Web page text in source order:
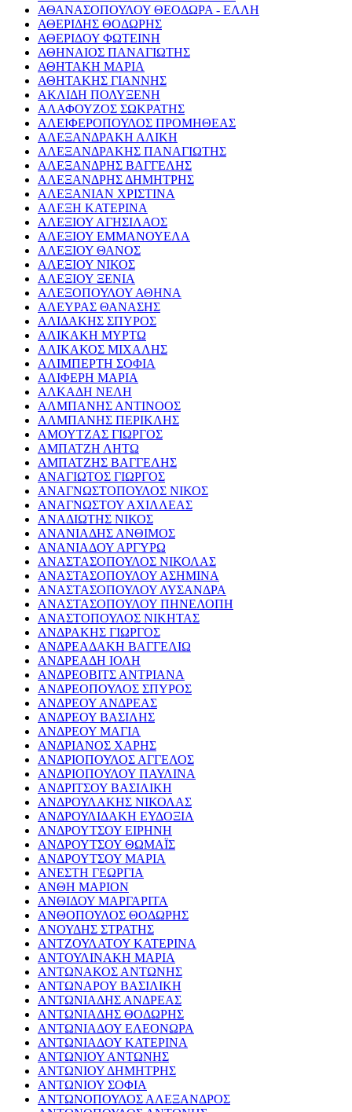
ΑΘΑΝΑΣΟΠΟΥΛΟΥ ΘΕΟΔΩΡΑ - ΕΛΛΗ
ΑΘΕΡΙΔΗΣ ΘΟΔΩΡΗΣ
ΑΘΕΡΙΔΟΥ ΦΩΤΕΙΝΗ
ΑΘΗΝΑΙΟΣ ΠΑΝΑΓΙΩΤΗΣ
ΑΘΗΤΑΚΗ ΜΑΡΙΑ
ΑΘΗΤΑΚΗΣ ΓΙΑΝΝΗΣ
ΑΚΛΙΔΗ ΠΟΛΥΞΕΝΗ
ΑΛΑΦΟΥΖΟΣ ΣΩΚΡΑΤΗΣ
ΑΛΕΙΦΕΡΟΠΟΥΛΟΣ ΠΡΟΜΗΘΕΑΣ
ΑΛΕΞΑΝΔΡΑΚΗ ΑΛΙΚΗ
ΑΛΕΞΑΝΔΡΑΚΗΣ ΠΑΝΑΓΙΩΤΗΣ
ΑΛΕΞΑΝΔΡΗΣ ΒΑΓΓΕΛΗΣ
ΑΛΕΞΑΝΔΡΗΣ ΔΗΜΗΤΡΗΣ
ΑΛΕΞΑΝΙΑΝ ΧΡΙΣΤΙΝΑ
ΑΛΕΞΗ ΚΑΤΕΡΙΝΑ
ΑΛΕΞΙΟΥ ΑΓΗΣΙΛΑΟΣ
ΑΛΕΞΙΟΥ ΕΜΜΑΝΟΥΕΛΑ
ΑΛΕΞΙΟΥ ΘΑΝΟΣ
ΑΛΕΞΙΟΥ ΝΙΚΟΣ
ΑΛΕΞΙΟΥ ΞΕΝΙΑ
ΑΛΕΞΟΠΟΥΛΟΥ ΑΘΗΝΑ
ΑΛΕΥΡΑΣ ΘΑΝΑΣΗΣ
ΑΛΙΔΑΚΗΣ ΣΠΥΡΟΣ
ΑΛΙΚΑΚΗ ΜΥΡΤΩ
ΑΛΙΚΑΚΟΣ ΜΙΧΑΛΗΣ
ΑΛΙΜΠΕΡΤΗ ΣΟΦΙΑ
ΑΛΙΦΕΡΗ ΜΑΡΙΑ
ΑΛΚΑΔΗ ΝΕΛΗ
ΑΛΜΠΑΝΗΣ ΑΝΤΙΝΟΟΣ
ΑΛΜΠΑΝΗΣ ΠΕΡΙΚΛΗΣ
ΑΜΟΥΤΖΑΣ ΓΙΩΡΓΟΣ
ΑΜΠΑΤΖΗ ΛΗΤΩ
ΑΜΠΑΤΖΗΣ ΒΑΓΓΕΛΗΣ
ΑΝΑΓΙΩΤΟΣ ΓΙΩΡΓΟΣ
ΑΝΑΓΝΩΣΤΟΠΟΥΛΟΣ ΝΙΚΟΣ
ΑΝΑΓΝΩΣΤΟΥ ΑΧΙΛΛΕΑΣ
ΑΝΑΔΙΩΤΗΣ ΝΙΚΟΣ
ΑΝΑΝΙΑΔΗΣ ΑΝΘΙΜΟΣ
ΑΝΑΝΙΑΔΟΥ ΑΡΓΥΡΩ
ΑΝΑΣΤΑΣΟΠΟΥΛΟΣ ΝΙΚΟΛΑΣ
ΑΝΑΣΤΑΣΟΠΟΥΛΟΥ ΑΣΗΜΙΝΑ
ΑΝΑΣΤΑΣΟΠΟΥΛΟΥ ΛΥΣΑΝΔΡΑ
ΑΝΑΣΤΑΣΟΠΟΥΛΟΥ ΠΗΝΕΛΟΠΗ
ΑΝΑΣΤΟΠΟΥΛΟΣ ΝΙΚΗΤΑΣ
ΑΝΔΡΑΚΗΣ ΓΙΩΡΓΟΣ
ΑΝΔΡΕΑΔΑΚΗ ΒΑΓΓΕΛΙΩ
ΑΝΔΡΕΑΔΗ ΙΟΛΗ
ΑΝΔΡΕΟΒΙΤΣ ΑΝΤΡΙΑΝΑ
ΑΝΔΡΕΟΠΟΥΛΟΣ ΣΠΥΡΟΣ
ΑΝΔΡΕΟΥ ΑΝΔΡΕΑΣ
ΑΝΔΡΕΟΥ ΒΑΣΙΛΗΣ
ΑΝΔΡΕΟΥ ΜΑΓΙΑ
ΑΝΔΡΙΑΝΟΣ ΧΑΡΗΣ
ΑΝΔΡΙΟΠΟΥΛΟΣ ΑΓΓΕΛΟΣ
ΑΝΔΡΙΟΠΟΥΛΟΥ ΠΑΥΛΙΝΑ
ΑΝΔΡΙΤΣΟΥ ΒΑΣΙΛΙΚΗ
ΑΝΔΡΟΥΛΑΚΗΣ ΝΙΚΟΛΑΣ
ΑΝΔΡΟΥΛΙΔΑΚΗ ΕΥΔΟΞΙΑ
ΑΝΔΡΟΥΤΣΟΥ ΕΙΡΗΝΗ
ΑΝΔΡΟΥΤΣΟΥ ΘΩΜΑΪΣ
ΑΝΔΡΟΥΤΣΟΥ ΜΑΡΙΑ
ΑΝΕΣΤΗ ΓΕΩΡΓΙΑ
ΑΝΘΗ ΜΑΡΙΟΝ
ΑΝΘΙΔΟΥ ΜΑΡΓΑΡΙΤΑ
ΑΝΘΟΠΟΥΛΟΣ ΘΟΔΩΡΗΣ
ΑΝΟΥΔΗΣ ΣΤΡΑΤΗΣ
ΑΝΤΖΟΥΛΑΤΟΥ ΚΑΤΕΡΙΝΑ
ΑΝΤΟΥΛΙΝΑΚΗ ΜΑΡΙΑ
ΑΝΤΩΝΑΚΟΣ ΑΝΤΩΝΗΣ
ΑΝΤΩΝΑΡΟΥ ΒΑΣΙΛΙΚΗ
ΑΝΤΩΝΙΑΔΗΣ ΑΝΔΡΕΑΣ
ΑΝΤΩΝΙΑΔΗΣ ΘΟΔΩΡΗΣ
ΑΝΤΩΝΙΑΔΟΥ ΕΛΕΟΝΩΡΑ
ΑΝΤΩΝΙΑΔΟΥ ΚΑΤΕΡΙΝΑ
ΑΝΤΩΝΙΟΥ ΑΝΤΩΝΗΣ
ΑΝΤΩΝΙΟΥ ΔΗΜΗΤΡΗΣ
ΑΝΤΩΝΙΟΥ ΣΟΦΙΑ
ΑΝΤΩΝΟΠΟΥΛΟΣ ΑΛΕΞΑΝΔΡΟΣ